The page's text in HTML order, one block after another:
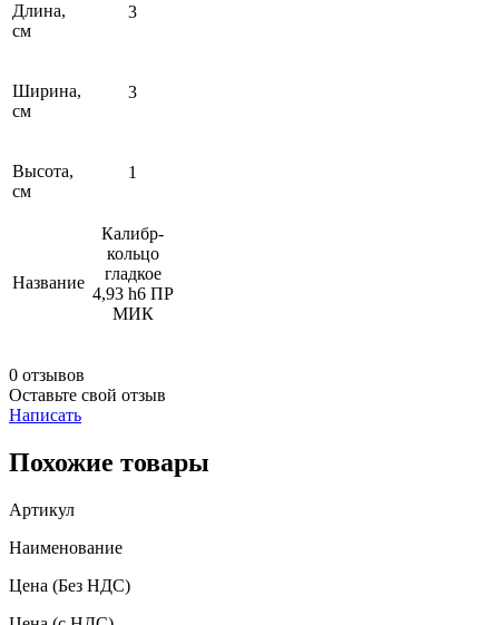
Длина,
см
3
Ширина,
см
3
Высота,
см
1
Название
Калибр-
кольцо
гладкое
4,93 h6 ПР
МИК
0 отзывов
Оставьте свой отзыв
Написать
Похожие товары
Артикул
Наименование
Цена (Без НДС)